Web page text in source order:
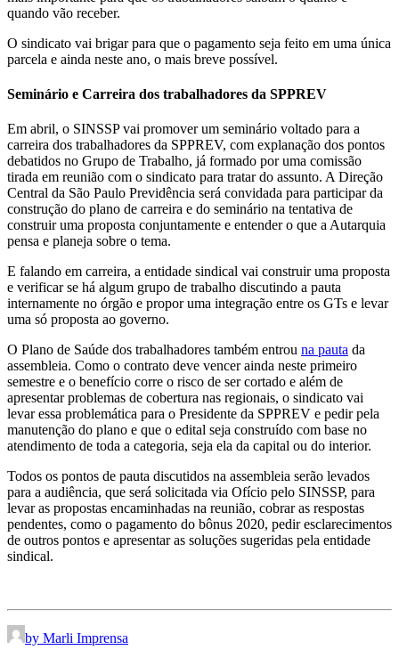
quando vão receber.
O sindicato vai brigar para que o pagamento seja feito em uma única
parcela e ainda neste ano, o mais breve possível.
Seminário e Carreira dos trabalhadores da SPPREV
Em abril, o SINSSP vai promover um seminário voltado para a
carreira dos trabalhadores da SPPREV, com explanação dos pontos
debatidos no Grupo de Trabalho, já formado por uma comissão
tirada em reunião com o sindicato para tratar do assunto. A Direção
Central da São Paulo Previdência será convidada para participar da
construção do plano de carreira e do seminário na tentativa de
construir uma proposta conjuntamente e entender o que a Autarquia
pensa e planeja sobre o tema.
E falando em carreira, a entidade sindical vai construir uma proposta
e verificar se há algum grupo de trabalho discutindo a pauta
internamente no órgão e propor uma integração entre os GTs e levar
uma só proposta ao governo.
O Plano de Saúde dos trabalhadores também entrou na pauta da
assembleia. Como o contrato deve vencer ainda neste primeiro
semestre e o benefício corre o risco de ser cortado e além de
apresentar problemas de cobertura nas regionais, o sindicato vai
levar essa problemática para o Presidente da SPPREV e pedir pela
manutenção do plano e que o edital seja construído com base no
atendimento de toda a categoria, seja ela da capital ou do interior.
Todos os pontos de pauta discutidos na assembleia serão levados
para a audiência, que será solicitada via Ofício pelo SINSSP, para
levar as propostas encaminhadas na reunião, cobrar as respostas
pendentes, como o pagamento do bônus 2020, pedir esclarecimentos
de outros pontos e apresentar as soluções sugeridas pela entidade
sindical.
by Marli Imprensa